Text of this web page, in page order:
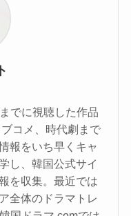
でに視聴した作品
コメ、時代劇まで
報をいち早くキャ
し、韓国公式サイ
を収集。最近では
全体のドラマトレ